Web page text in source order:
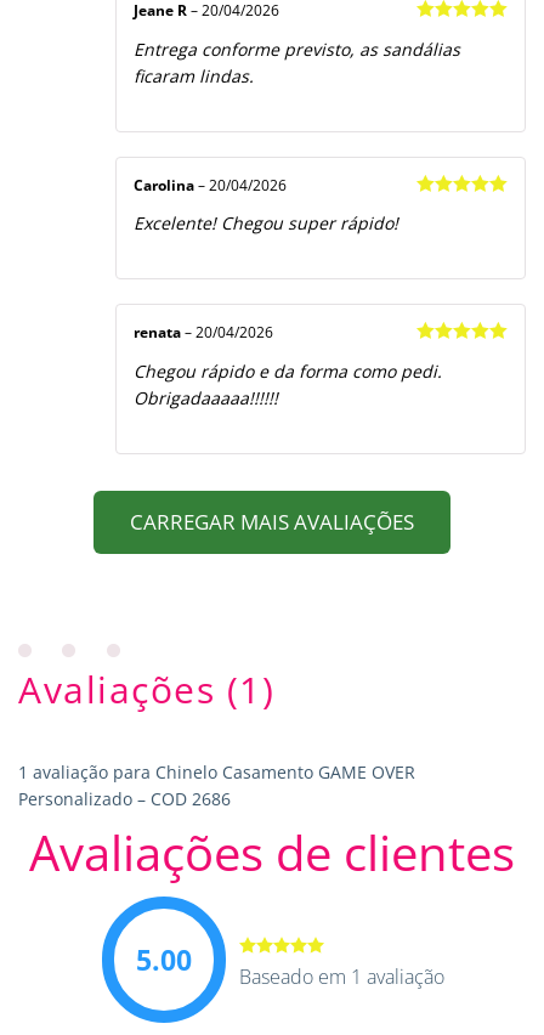
de 5
Jeane R – 20/04/2026
Entrega conforme previsto, as sandálias
ficaram lindas.
Carolina – 20/04/2026
Excelente! Chegou super rápido!
de 5
renata – 20/04/2026
Chegou rápido e da forma como pedi.
Obrigadaaaaa!!!!!!
CARREGAR MAIS AVALIAÇÕES
Avaliações (1)
1 avaliação para Chinelo Casamento GAME OVER
Personalizado – COD 2686
Avaliações de clientes
5.00
Avaliação
5.00de 5
Baseado em 1 avaliação